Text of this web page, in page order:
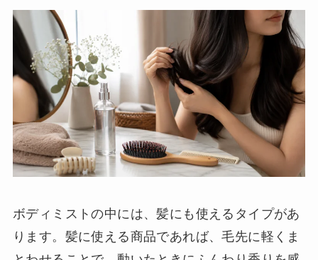
ボディミストの中には、髪にも使えるタイプがあ
ります。髪に使える商品であれば、毛先に軽くま